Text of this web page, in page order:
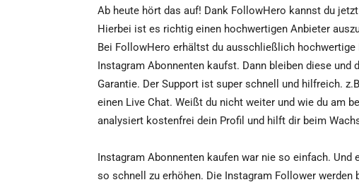
Ab heute hört das auf! Dank FollowHero kannst du
Hierbei ist es richtig einen hochwertigen Anbieter
Bei FollowHero erhältst du ausschließlich hochwertige
Instagram Abonnenten kaufst. Dann bleiben diese und
Garantie. Der Support ist super schnell und hilfreich.
einen Live Chat. Weißt du nicht weiter und wie du am
analysiert kostenfrei dein Profil und hilft dir beim
Instagram Abonnenten kaufen war nie so einfach. Und
so schnell zu erhöhen. Die Instagram Follower